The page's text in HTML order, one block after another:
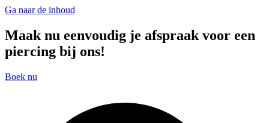
Ga naar de inhoud
Maak nu eenvoudig je afspraak voor een
piercing bij ons!
Boek nu